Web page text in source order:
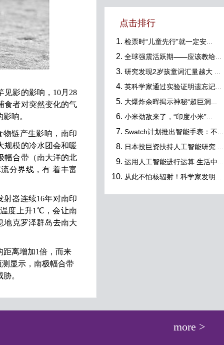
影的影响，10月28
食者对突然变化的气
响。
链产生影响，南印
规模的冷水团会和暖
幅合带（南大洋的北
分界线，有 着丰富
器连续16年对南印
度上升1℃，会让南
地克罗泽群岛去南大
距离增加1倍，而来
显示，南极幅合带
。
点击排行
检票时“儿童先行”就一定安...
全球强震活跃期——应该教给...
研究发现2岁孩童词汇量越大 ...
英科学家通过实验证明遗忘记...
大爆炸余晖揭示神秘“超巨洞...
小米劲敌来了，“印度小米”...
Swatch计划推出智能手表：不...
日本投巨资扶持人工智能研究 ...
运用人工智能进行运算 生活中...
从此不怕核辐射！科学家发明...
more >